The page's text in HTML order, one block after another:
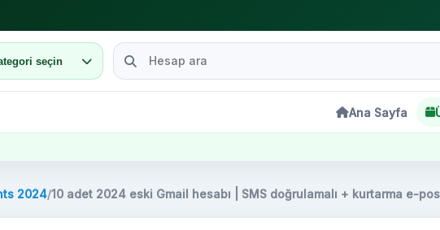
seçin
Ana Sayfa
2024/10 adet 2024 eski Gmail hesabı | SMS doğrulamalı + kurtarma e-